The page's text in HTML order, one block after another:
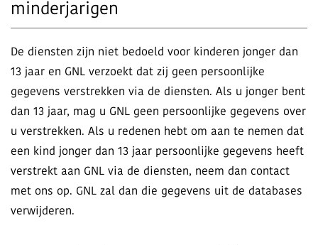
minderjarigen
De diensten zijn niet bedoeld voor kinderen jonger dan
13 jaar en GNL verzoekt dat zij geen persoonlijke
gegevens verstrekken via de diensten. Als u jonger bent
dan 13 jaar, mag u GNL geen persoonlijke gegevens over
u verstrekken. Als u redenen hebt om aan te nemen dat
een kind jonger dan 13 jaar persoonlijke gegevens heeft
verstrekt aan GNL via de diensten, neem dan contact
met ons op. GNL zal dan die gegevens uit de databases
verwijderen.